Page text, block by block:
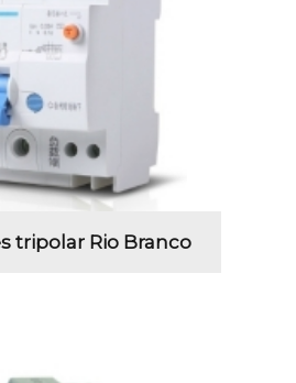
tripolar Rio Branco